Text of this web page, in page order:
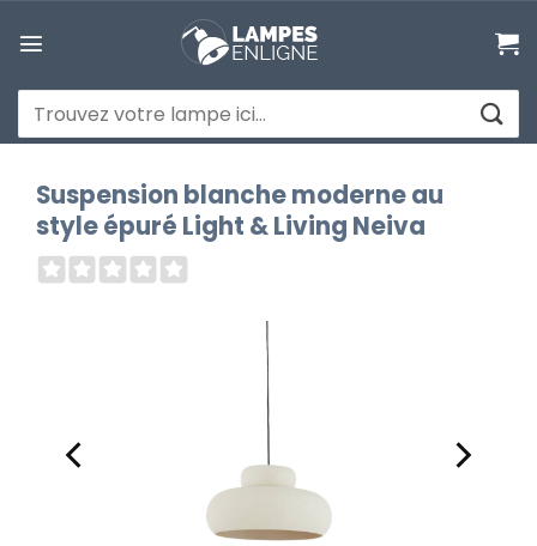
au
Recherche
pour :
Suspension blanche moderne au
style épuré Light & Living Neiva